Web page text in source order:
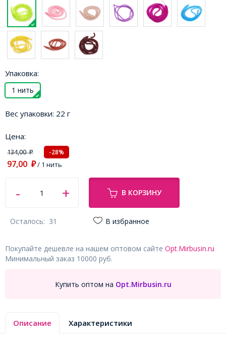
Упаковка:
1 нить
Вес упаковки: 22 г
Цена:
134,00₽ -28%
97,00 ₽/ 1 нить
В КОРЗИНУ
Осталось: 31 В избранное
Покупайте дешевле на нашем оптовом сайте Opt.Mirbusin.ru
Минимальный заказ 10000 руб.
Купить оптом на Opt.Mirbusin.ru
Описание Характеристики